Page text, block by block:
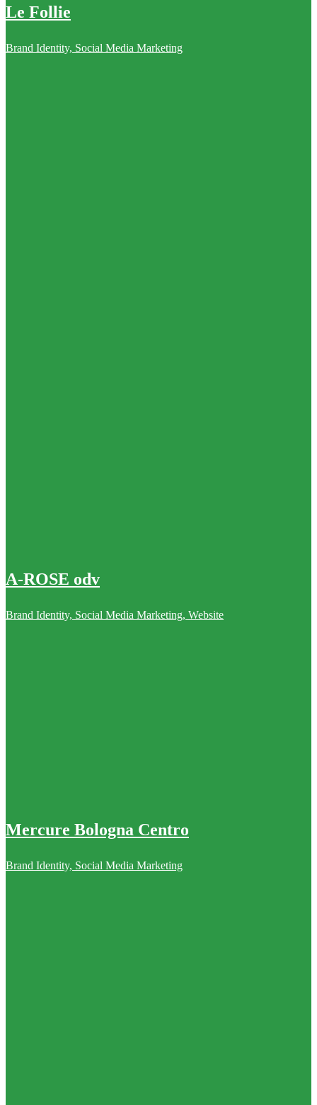
Le Follie
Brand Identity, Social Media Marketing
A-ROSE odv
Brand Identity, Social Media Marketing, Website
Mercure Bologna Centro
Brand Identity, Social Media Marketing